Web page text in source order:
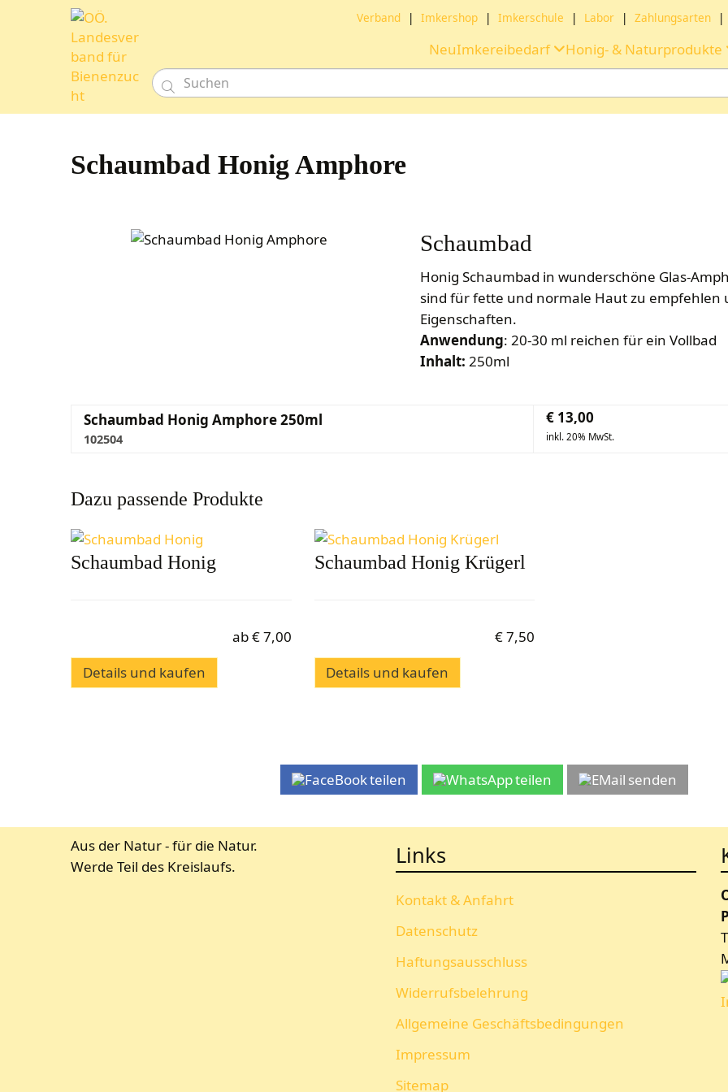
Verband | Imkershop | Imkerschule | Labor | Zahlungsarten |
NeuImkereibedarf Honig- & Naturprodukte

Schaumbad Honig Amphore
Schaumbad
Honig Schaumbad in wunderschöne Glas-
sind für fette und normale Haut zu
Eigenschaften.
Anwendung: 20-30 ml reichen für ein Vollbad
Inhalt: 250ml
Schaumbad Honig Amphore 250ml
102504
€ 13,00
inkl. 20% MwSt.
Dazu passende Produkte
Schaumbad Honig
ab€7,00
Details und kaufen
Schaumbad Honig Krügerl
€7,50
Details und kaufen
teilen teilen senden
Aus der Natur - für die Natur.
Werde Teil des Kreislaufs.
Links
Kontakt & Anfahrt
Datenschutz
Haftungsausschluss
Widerrufsbelehrung
Allgemeine Geschäftsbedingungen
Impressum
Sitemap